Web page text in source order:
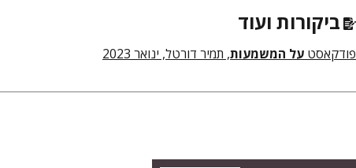
ביקורות ועוד
פודקאסט על המשמעות, תמיר דורטל, ינואר 2023